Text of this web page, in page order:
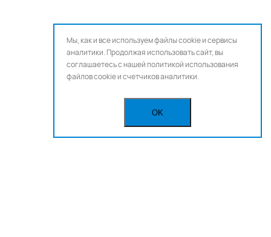
Мы, как и все используем файлы cookie и сервисы
аналитики. Продолжая использовать сайт, вы
соглашаетесь с нашейполитикой использования
файлов cookie и счетчиков аналитики.
OK